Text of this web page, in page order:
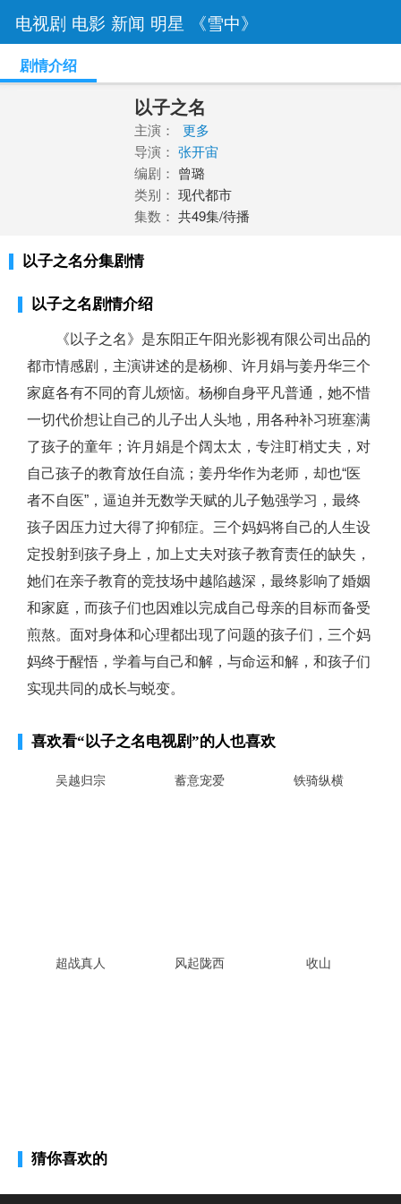
电视剧 电影 新闻 明星 《雪中》
剧情介绍
以子之名
主演：
更多
导演： 张开宙
编剧： 曾璐
类别： 现代都市
集数： 共49集/待播
以子之名分集剧情
以子之名剧情介绍
《以子之名》是东阳正午阳光影视有限公司出品的
都市情感剧，主演讲述的是杨柳、许月娟与姜丹华三个
家庭各有不同的育儿烦恼。杨柳自身平凡普通，她不惜
一切代价想让自己的儿子出人头地，用各种补习班塞满
了孩子的童年；许月娟是个阔太太，专注盯梢丈夫，对
自己孩子的教育放任自流；姜丹华作为老师，却也“医
者不自医”，逼迫并无数学天赋的儿子勉强学习，最终
孩子因压力过大得了抑郁症。三个妈妈将自己的人生设
定投射到孩子身上，加上丈夫对孩子教育责任的缺失，
她们在亲子教育的竞技场中越陷越深，最终影响了婚姻
和家庭，而孩子们也因难以完成自己母亲的目标而备受
煎熬。面对身体和心理都出现了问题的孩子们，三个妈
妈终于醒悟，学着与自己和解，与命运和解，和孩子们
实现共同的成长与蜕变。
喜欢看“以子之名电视剧”的人也喜欢
吴越归宗 蓄意宠爱 铁骑纵横
超战真人 风起陇西 收山
猜你喜欢的